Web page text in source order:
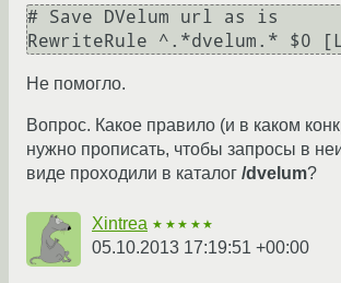
# Save DVelum url as is
RewriteRule ^.*dvelum.* $0
Не помогло.
Вопрос. Какое правило (и в каком
нужно прописать, чтобы запросы в
виде проходили в каталог /dvelum?
Xintrea ★★★★★
05.10.2013 17:19:51 +00:00